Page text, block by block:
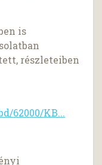
is
részleteiben
62000/KB...